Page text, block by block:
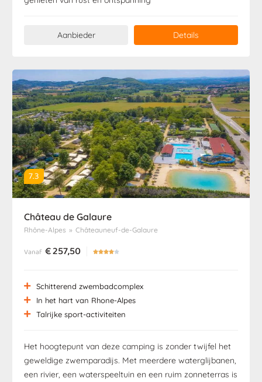
Aanbieder Details
7.3
Château de Galaure
Rhône-Alpes » Châteauneuf-de-Galaure
Vanaf €257,50 
Schitterend zwembadcomplex
In het hart van Rhone-Alpes
Talrijke sport-activiteiten
Het hoogtepunt van deze camping is zonder twijfel het
geweldige zwemparadijs. Met meerdere waterglijbanen,
een rivier, een waterspeeltuin en een ruim zonneterras is